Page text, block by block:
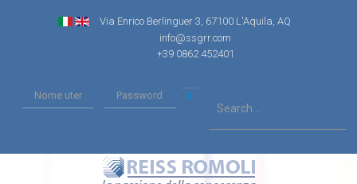
Via Enrico Berlinguer 3, 67100 L'Aquila, AQ
info@ssgrr.com
+39 0862 452401